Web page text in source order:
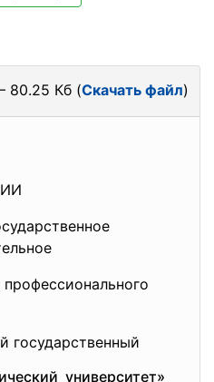
80.25 Кб (Скачать файл)
государственный
университет»